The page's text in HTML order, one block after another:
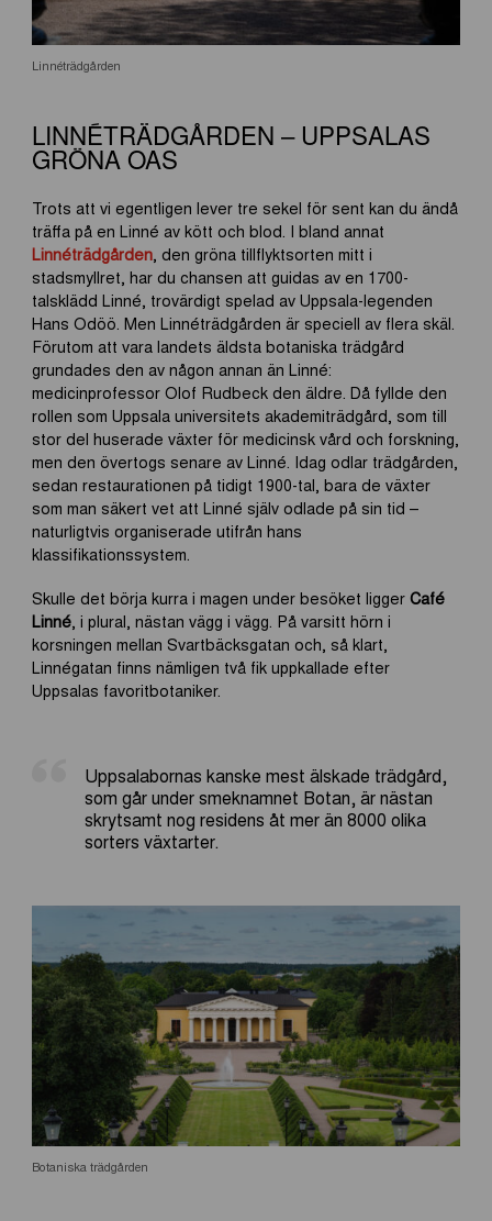
Linnéträdgården
LINNÉTRÄDGÅRDEN – UPPSALAS
GRÖNA OAS
Trots att vi egentligen lever tre sekel för sent kan du ändå
träffa på en Linné av kött och blod. I bland annat
Linnéträdgården, den gröna tillflyktsorten mitt i
stadsmyllret, har du chansen att guidas av en 1700-
talsklädd Linné, trovärdigt spelad av Uppsala-legenden
Hans Odöö. Men Linnéträdgården är speciell av flera skäl.
Förutom att vara landets äldsta botaniska trädgård
grundades den av någon annan än Linné:
medicinprofessor Olof Rudbeck den äldre. Då fyllde den
rollen som Uppsala universitets akademiträdgård, som till
stor del huserade växter för medicinsk vård och forskning,
men den övertogs senare av Linné. Idag odlar trädgården,
sedan restaurationen på tidigt 1900-tal, bara de växter
som man säkert vet att Linné själv odlade på sin tid –
naturligtvis organiserade utifrån hans
klassifikationssystem.
Skulle det börja kurra i magen under besöket liggerCafé
Linné, i plural, nästan vägg i vägg. På varsitt hörn i
korsningen mellan Svartbäcksgatan och, så klart,
Linnégatan finns nämligen två fik uppkallade efter
Uppsalas favoritbotaniker.
Uppsalabornas kanske mest älskade trädgård,
som går under smeknamnet Botan, är nästan
skrytsamt nog residens åt mer än 8000 olika
sorters växtarter.
Botaniska trädgården